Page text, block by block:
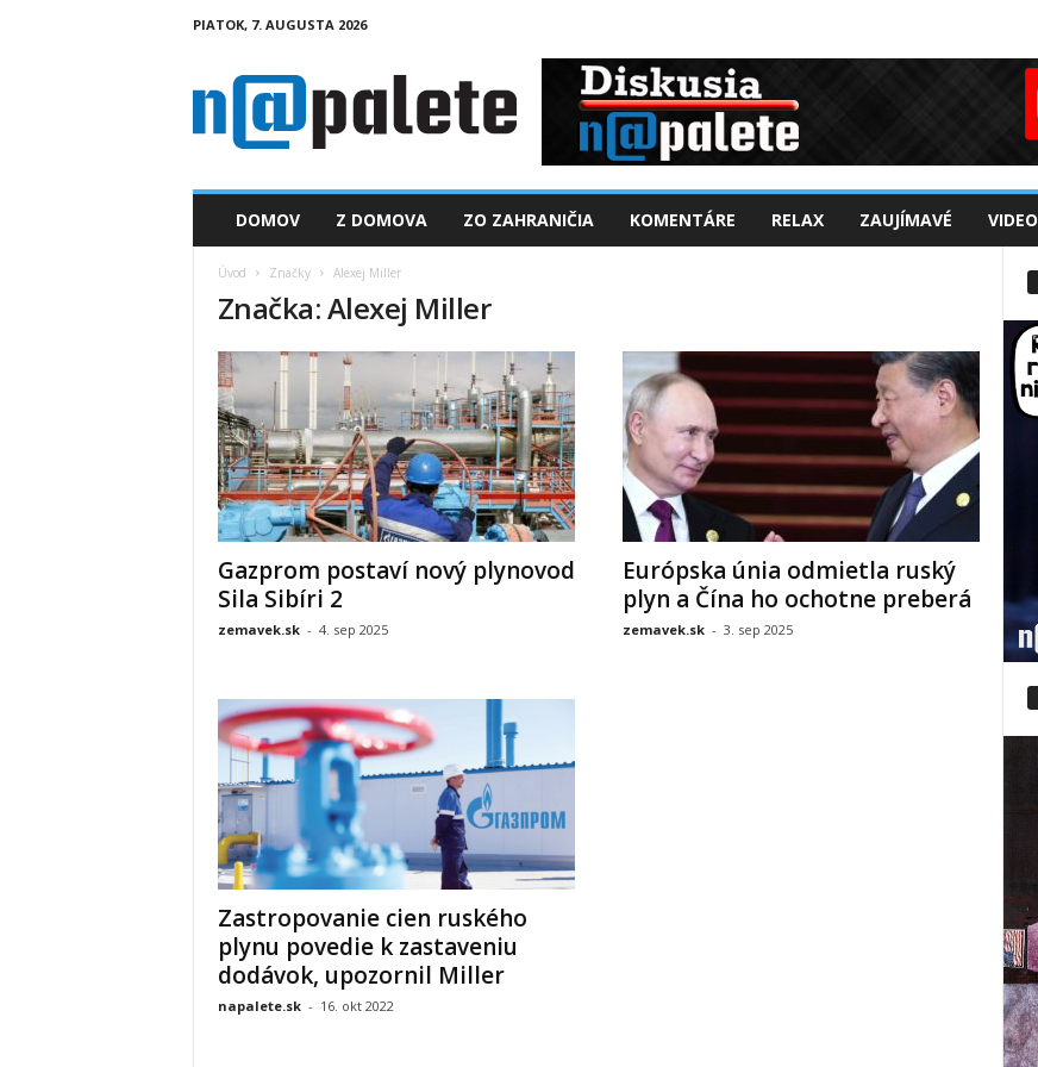
PIATOK, 7. AUGUSTA 2026
a
DOMOV Z DOMOVA ZO ZAHRANIČIA KOMENTÁRE RELAX ZAUJÍMAVÉ VIDEO
Úvod Značky Alexej Miller
Značka: Alexej Miller
Gazprom postaví nový plynovod
Sila Sibíri 2
zemavek.sk - 4. sep 2025
Európska únia odmietla ruský
plyn a Čína ho ochotne preberá
zemavek.sk - 3. sep 2025
Zastropovanie cien ruského
plynu povedie k zastaveniu
dodávok, upozornil Miller
napalete.sk - 16. okt 2022